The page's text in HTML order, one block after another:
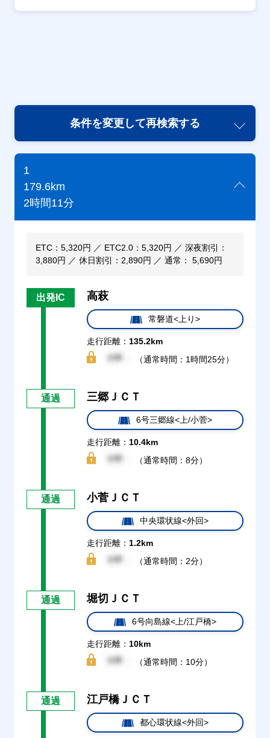
条件を変更して再検索する
1
179.6km
2時間11分
ETC：5,320円 ／ ETC2.0：5,320円 ／ 深夜割引：
3,880円 ／ 休日割引：2,890円 ／ 通常： 5,690円
出発IC 高萩
常磐道<上り>
走行距離： 135.2km
（通常時間：1時間25分）
通過 三郷ＪＣＴ
6号三郷線<上/小菅>
走行距離： 10.4km
（通常時間：8分）
通過 小菅ＪＣＴ
中央環状線<外回>
走行距離： 1.2km
（通常時間：2分）
通過 堀切ＪＣＴ
6号向島線<上/江戸橋>
走行距離： 10km
（通常時間：10分）
通過 江戸橋ＪＣＴ
都心環状線<外回>